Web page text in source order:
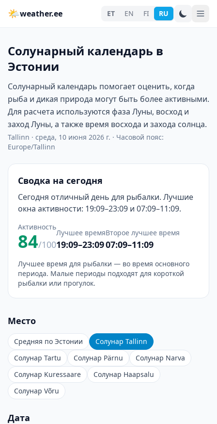
🌤weather.ee ET EN FI RU
Солунарный календарь в
Эстонии
Солунарный календарь помогает оценить, когда
рыба и дикая природа могут быть более активными.
Для расчета используются фаза Луны, восход и
заход Луны, а также время восхода и захода солнца.
Tallinn · среда, 10 июня 2026 г. · Часовой пояс:
Europe/Tallinn
Сводка на сегодня
Сегодня отличный день для рыбалки. Лучшие
окна активности: 19:09–23:09 и 07:09–11:09.
Активность
84/100
Лучшее время
19:09–23:09
Второе лучшее время
07:09–11:09
Лучшее время для рыбалки — во время основного
периода. Малые периоды подходят для короткой
рыбалки или прогулок.
Место
Средняя по Эстонии
Солунар Tallinn
Солунар Tartu
Солунар Pärnu
Солунар Narva
Солунар Kuressaare
Солунар Haapsalu
Солунар Võru
Дата